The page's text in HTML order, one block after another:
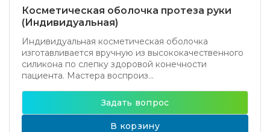
Косметическая оболочка протеза руки
(Индивидуальная)
Индивидуальная косметическая оболочка
изготавливается вручную из высококачественного
силикона по слепку здоровой конечности
пациента. Мастера воспроиз...
Задать вопрос
В корзину